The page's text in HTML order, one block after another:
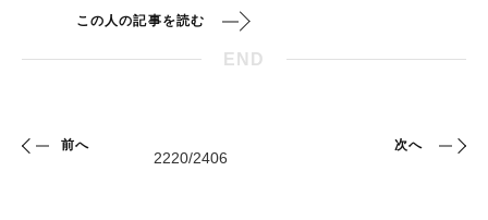
この人の記事を読む
END
前へ 次へ